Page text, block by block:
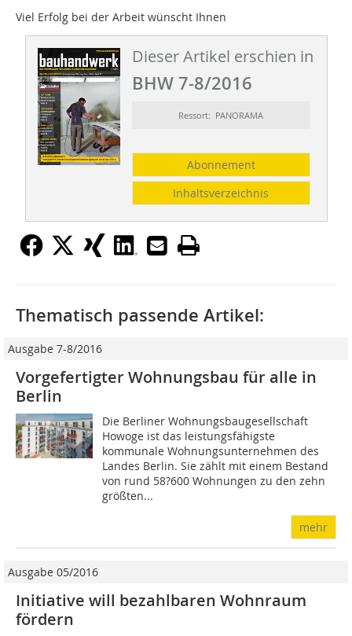
Viel Erfolg bei der Arbeit wünscht Ihnen
Dieser Artikel erschien in
BHW 7-8/2016
Ressort: PANORAMA
Abonnement
Inhaltsverzeichnis
Thematisch passende Artikel:
Ausgabe 7-8/2016
Vorgefertigter Wohnungsbau für alle in
Berlin
Die Berliner Wohnungsbaugesellschaft
Howoge ist das leistungsfähigste
kommunale Wohnungsunternehmen des
Landes Berlin. Sie zählt mit einem Bestand
von rund 58?600 Wohnungen zu den zehn
größten...
mehr
Ausgabe 05/2016
Initiative will bezahlbaren Wohnraum
fördern